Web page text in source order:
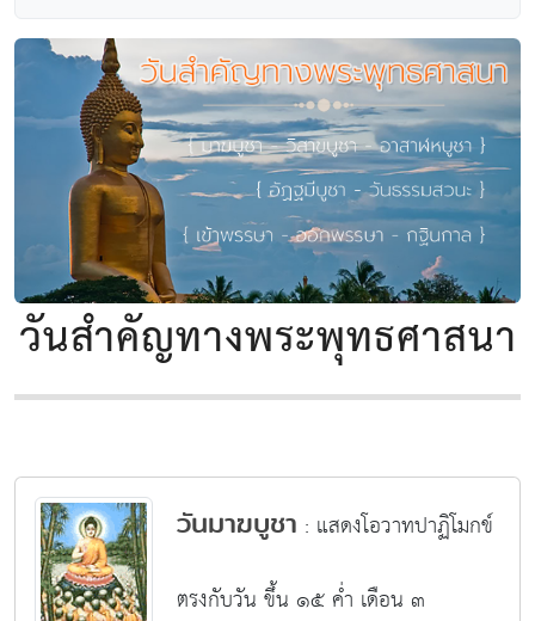
วันสำคัญทางพระพุทธศาสนา
วันมาฆบูชา : แสดงโอวาทปาฏิโมกข์
ตรงกับวัน ขึ้น ๑๕ ค่ำ เดือน ๓